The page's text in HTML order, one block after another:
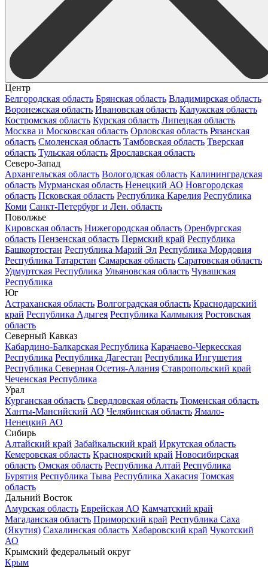
Центр
Белгородская область Брянская область Владимирская область
Воронежская область Ивановская область Калужская область
Костромская область Курская область Липецкая область
Москва и Московская область Орловская область Рязанская
область Смоленская область Тамбовская область Тверская
область Тульская область Ярославская область
Северо-Запад
Архангельская область Вологодская область Калининградская
область Мурманская область Ненецкий АО Новгородская
область Псковская область Республика Карелия Республика
Коми Санкт-Петербург и Лен. область
Поволжье
Кировская область Нижегородская область Оренбургская
область Пензенская область Пермский край Республика
Башкортостан Республика Марий Эл Республика Мордовия
Республика Татарстан Самарская область Саратовская область
Удмуртская Республика Ульяновская область Чувашская
Республика
Юг
Астраханская область Волгоградская область Краснодарский
край Республика Адыгея Республика Калмыкия Ростовская
область
Северный Кавказ
Кабардино-Балкарская Республика Карачаево-Черкесская
Республика Республика Дагестан Республика Ингушетия
Республика Северная Осетия-Алания Ставропольский край
Чеченская Республика
Урал
Курганская область Свердловская область Тюменская область
Ханты-Мансийский АО Челябинская область Ямало-
Ненецкий АО
Сибирь
Алтайский край Забайкальский край Иркутская область
Кемеровская область Красноярский край Новосибирская
область Омская область Республика Алтай Республика
Бурятия Республика Тыва Республика Хакасия Томская
область
Дальний Восток
Амурская область Еврейская АО Камчатский край
Магаданская область Приморский край Республика Саха
(Якутия) Сахалинская область Хабаровский край Чукотский
АО
Крымский федеральный округ
Крым